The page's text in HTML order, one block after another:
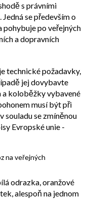
s právními
se především o
po veřejných
a dopravních
technické požadavky,
jej dovybavte
a koloběžky vybavené
musí být při
souladu se zmíněnou
Evropské unie -
na veřejných
odrazka, oranžové
alespoň na jednom